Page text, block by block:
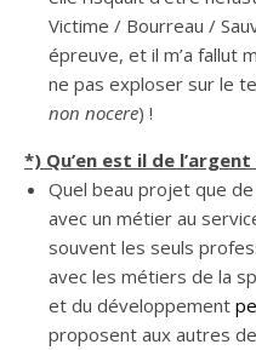
Victime / Bourreau /
épreuve, et il m’a fallut
ne pas exploser sur le
non nocere) !
*) Qu’en est il de l’argent
Quel beau projet que
avec un métier au
souvent les seuls
avec les métiers de la
et du développement
proposent aux autres